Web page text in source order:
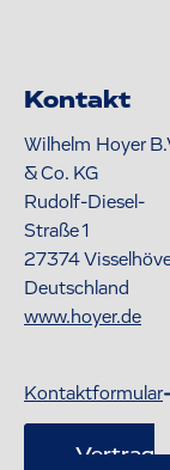
Kontakt
Wilhelm Hoyer
& Co. KG
Rudolf-Diesel-
Straße 1
27374
Deutschland
www.hoyer.de
Kontaktformular
Vertrag